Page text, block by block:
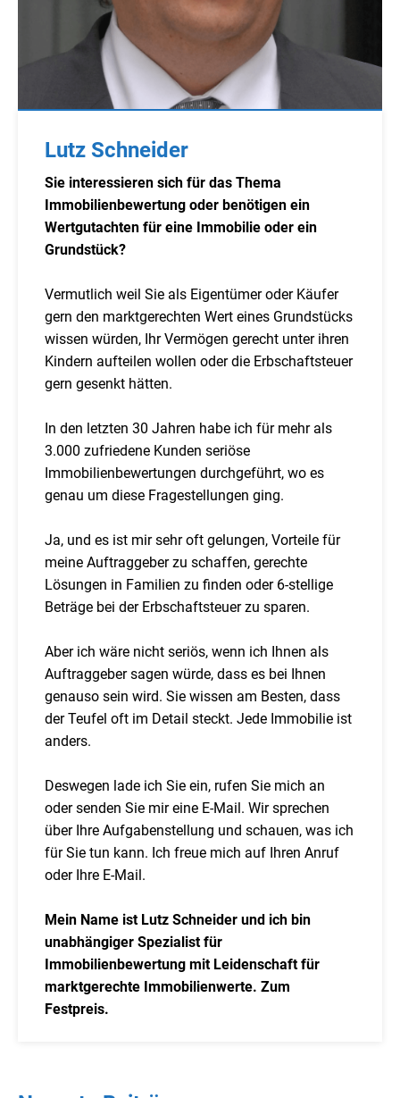
Lutz Schneider
Sie interessieren sich für das Thema
Immobilienbewertung oder benötigen ein
Wertgutachten für eine Immobilie oder ein
Grundstück?
Vermutlich weil Sie als Eigentümer oder Käufer
gern den marktgerechten Wert eines Grundstücks
wissen würden, Ihr Vermögen gerecht unter ihren
Kindern aufteilen wollen oder die Erbschaftsteuer
gern gesenkt hätten.
In den letzten 30 Jahren habe ich für mehr als
3.000 zufriedene Kunden seriöse
Immobilienbewertungen durchgeführt, wo es
genau um diese Fragestellungen ging.
Ja, und es ist mir sehr oft gelungen, Vorteile für
meine Auftraggeber zu schaffen, gerechte
Lösungen in Familien zu finden oder 6-stellige
Beträge bei der Erbschaftsteuer zu sparen.
Aber ich wäre nicht seriös, wenn ich Ihnen als
Auftraggeber sagen würde, dass es bei Ihnen
genauso sein wird. Sie wissen am Besten, dass
der Teufel oft im Detail steckt. Jede Immobilie ist
anders.
Deswegen lade ich Sie ein, rufen Sie mich an
oder senden Sie mir eine E-Mail. Wir sprechen
über Ihre Aufgabenstellung und schauen, was ich
für Sie tun kann. Ich freue mich auf Ihren Anruf
oder Ihre E-Mail.
Mein Name ist Lutz Schneider und ich bin
unabhängiger Spezialist für
Immobilienbewertung mit Leidenschaft für
marktgerechte Immobilienwerte. Zum
Festpreis.